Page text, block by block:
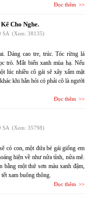
Đọc thêm
Cho Nghe.
SA (Xem: 38135)
Dáng cao tre, trúc. Tóc rừng lá
trò. Mắt biển xanh mùa hạ. Nếu
lúc nhiều cô gái sẽ xây xẩm mặt
khi hắn hỏi có phải cô là người
Đọc thêm
SA (Xem: 35798)
có con, một đứa bé gái giống em
hiện về như nửa tỉnh, nửa mê.
bằng một thứ sơn màu xanh đậm,
xam buông thõng.
Đọc thêm